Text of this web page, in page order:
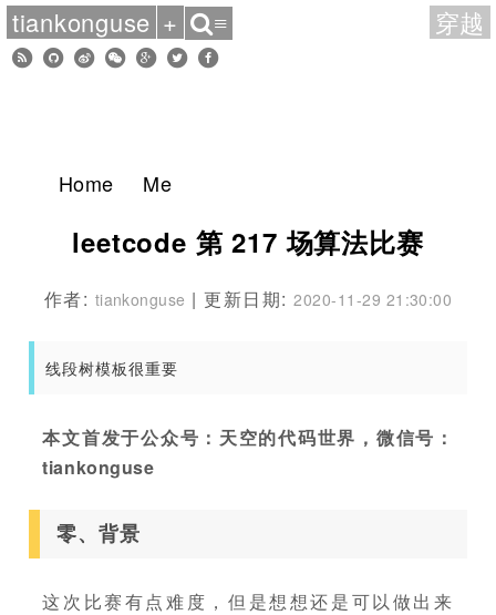
Home Me
leetcode 第 217 场算法比赛
作者: tiankonguse | 更新日期:2020-11-29 21:30:00
线段树模板很重要
本文首发于公众号：天空的代码世界，微信号：
tiankonguse
零、背景
这次比赛有点难度，但是想想还是可以做出来
tiankonguse + ≡ 穿越